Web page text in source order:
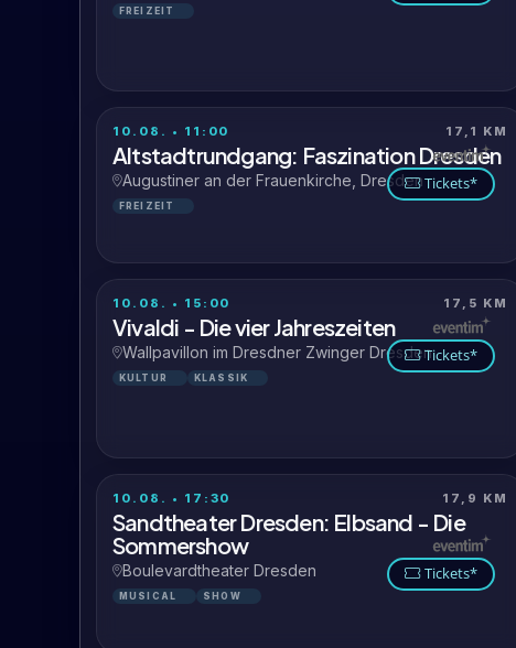
FREIZEIT
10.08. • 11:00 17,1 KM
Altstadtrundgang: Faszination Dresden
Augustiner an der Frauenkirche, Dresden
FREIZEIT
Tickets*
10.08. • 15:00 17,5 KM
Vivaldi - Die vier Jahreszeiten
Wallpavillon im Dresdner Zwinger Dresden
KULTUR KLASSIK
Tickets*
10.08. • 17:30 17,9 KM
Sandtheater Dresden: Elbsand - Die
Sommershow
Boulevardtheater Dresden
MUSICAL SHOW
Tickets*